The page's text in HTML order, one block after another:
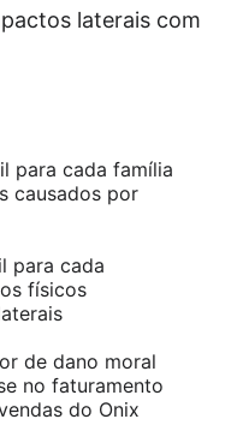
laterais com
para cada família
causados por
para cada
físicos
de dano moral
no faturamento
do Onix